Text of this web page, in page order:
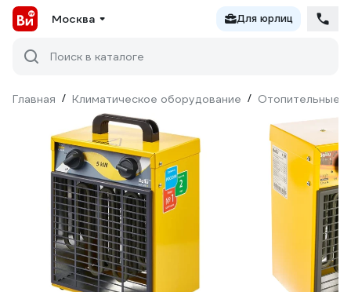
Москва Для юрлиц
Поиск в каталоге
Главная / Климатическое оборудование / Отопительные